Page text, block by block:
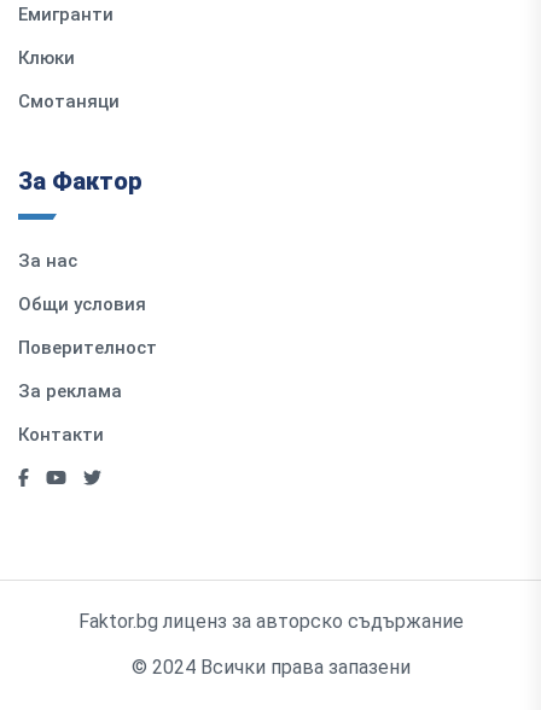
Емигранти
Клюки
Смотаняци
За Фактор
За нас
Общи условия
Поверителност
За реклама
Контакти
Faktor.bg лиценз за авторско съдържание
© 2024 Всички права запазени